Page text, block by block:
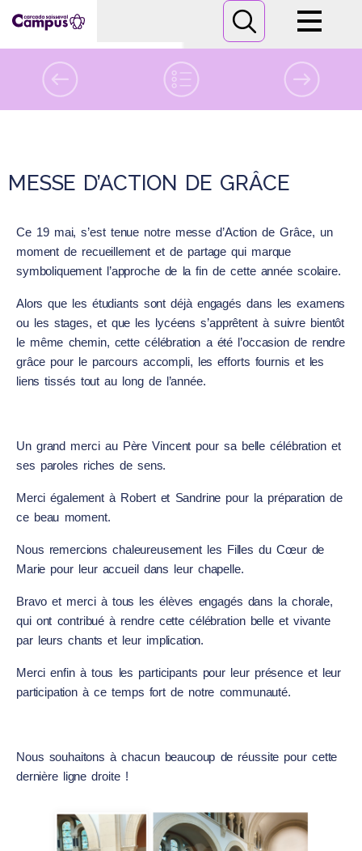
Campus
Formations
Nous contacter
MESSE D’ACTION DE GRÂCE
Ce 19 mai, s’est tenue notre messe d’Action de Grâce, un
moment de recueillement et de partage qui marque
symboliquement l’approche de la fin de cette année scolaire.
Alors que les étudiants sont déjà engagés dans les examens
ou les stages, et que les lycéens s’apprêtent à suivre bientôt
le même chemin, cette célébration a été l’occasion de rendre
grâce pour le parcours accompli, les efforts fournis et les
liens tissés tout au long de l’année.
Un grand merci au Père Vincent pour sa belle célébration et
ses paroles riches de sens.
Merci également à Robert et Sandrine pour la préparation de
ce beau moment.
Nous remercions chaleureusement les Filles du Cœur de
Marie pour leur accueil dans leur chapelle.
Bravo et merci à tous les élèves engagés dans la chorale,
qui ont contribué à rendre cette célébration belle et vivante
par leurs chants et leur implication.
Merci enfin à tous les participants pour leur présence et leur
participation à ce temps fort de notre communauté.
Nous souhaitons à chacun beaucoup de réussite pour cette
dernière ligne droite !